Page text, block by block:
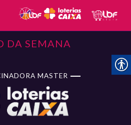
DA SEMANA
MASTER